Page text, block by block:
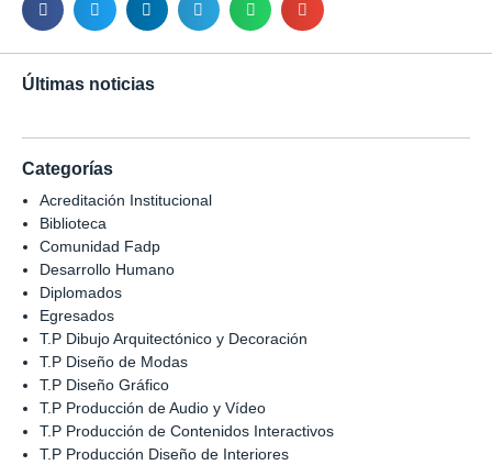
Últimas noticias
Categorías
Acreditación Institucional
Biblioteca
Comunidad Fadp
Desarrollo Humano
Diplomados
Egresados
T.P Dibujo Arquitectónico y Decoración
T.P Diseño de Modas
T.P Diseño Gráfico
T.P Producción de Audio y Vídeo
T.P Producción de Contenidos Interactivos
T.P Producción Diseño de Interiores